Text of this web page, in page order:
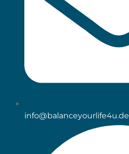
info@balanceyourlife4u.de